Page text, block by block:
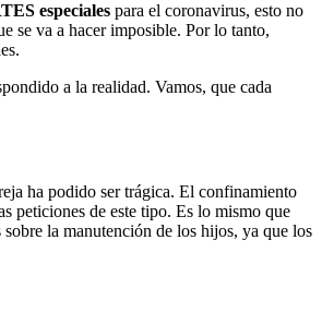
especiales para el coronavirus, esto no
se va a hacer imposible. Por lo tanto,
a la realidad. Vamos, que cada
ha podido ser trágica. El confinamiento
peticiones de este tipo. Es lo mismo que
la manutención de los hijos, ya que los